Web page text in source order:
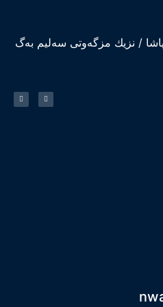
/ نزیك مزگەوتی سەلیم بەگ